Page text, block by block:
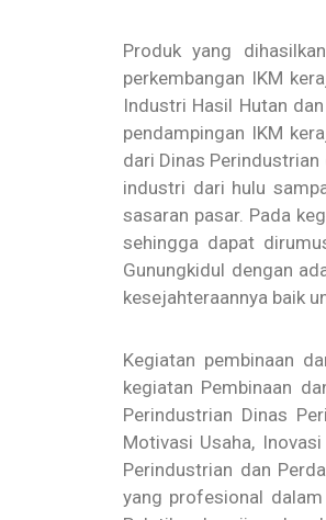
Produk yang
perkembangan IKM
Industri Hasil Hutan
pendampingan IKM
dari Dinas
industri dari hulu
sasaran pasar. Pada
sehingga dapat
Gunungkidul dengan
kesejahteraannya baik
Kegiatan pembinaan
kegiatan Pembinaan
Perindustrian Dinas
Motivasi Usaha,
Perindustrian dan
yang profesional